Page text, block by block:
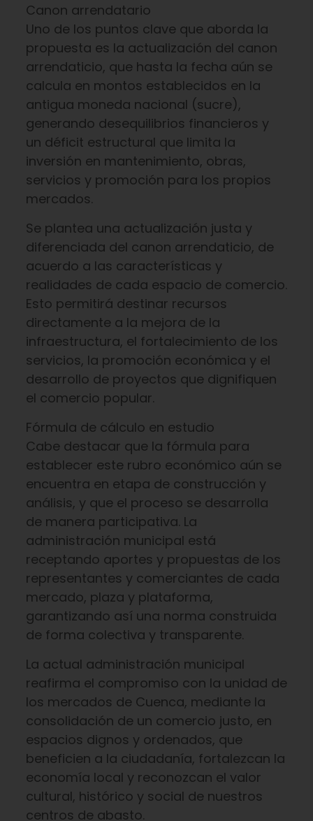
Canon arrendatario
Uno de los puntos clave que aborda la
propuesta es la actualización del canon
arrendaticio, que hasta la fecha aún se
calcula en montos establecidos en la
antigua moneda nacional (sucre),
generando desequilibrios financieros y
un déficit estructural que limita la
inversión en mantenimiento, obras,
servicios y promoción para los propios
mercados.
Se plantea una actualización justa y
diferenciada del canon arrendaticio, de
acuerdo a las características y
realidades de cada espacio de comercio.
Esto permitirá destinar recursos
directamente a la mejora de la
infraestructura, el fortalecimiento de los
servicios, la promoción económica y el
desarrollo de proyectos que dignifiquen
el comercio popular.
Fórmula de cálculo en estudio
Cabe destacar que la fórmula para
establecer este rubro económico aún se
encuentra en etapa de construcción y
análisis, y que el proceso se desarrolla
de manera participativa. La
administración municipal está
receptando aportes y propuestas de los
representantes y comerciantes de cada
mercado, plaza y plataforma,
garantizando así una norma construida
de forma colectiva y transparente.
La actual administración municipal
reafirma el compromiso con la unidad de
los mercados de Cuenca, mediante la
consolidación de un comercio justo, en
espacios dignos y ordenados, que
beneficien a la ciudadanía, fortalezcan la
economía local y reconozcan el valor
cultural, histórico y social de nuestros
centros de abasto.